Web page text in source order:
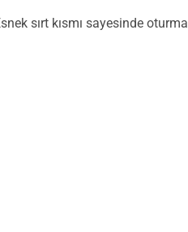
sırt kısmı sayesinde oturma